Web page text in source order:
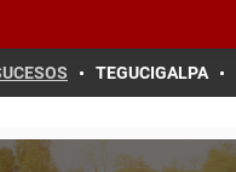
TEGUCIGALPA